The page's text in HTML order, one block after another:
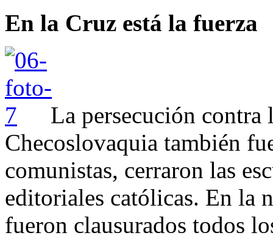
En la Cruz está la fuerza
La persecución contra
Checoslovaquia también
comunistas, cerraron las
editoriales católicas. En la
fueron clausurados todos